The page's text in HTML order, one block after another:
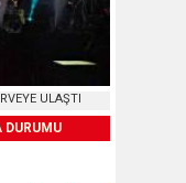
ULAŞTI